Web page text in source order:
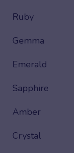
Ruby
Gemma
Emerald
Sapphire
Amber
Crystal